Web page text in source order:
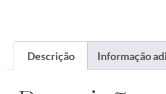
Descrição Informação